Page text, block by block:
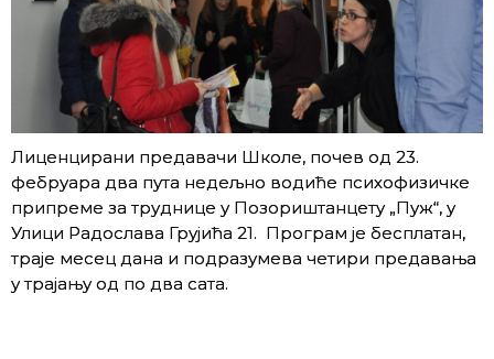
Лиценцирани предавачи Школе, почев од 23.
фебруара два пута недељно водиће психофизичке
припреме за труднице у Позориштанцету „Пуж“, у
Улици Радослава Грујића 21. Програм је бесплатан,
траје месец дана и подразумева четири предавања
у трајању од по два сата.